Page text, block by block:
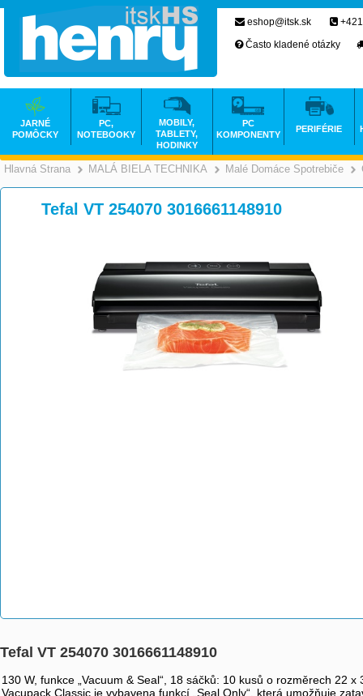
Hlavná Strana >
MALÁ BIELA TECHNIKA >
Malé Domáce Spotrebiče
Tefal VT 254070 3016661148910
Tefal VT 254070 3016661148910
130 W, funkce „Vacuum & Seal“, 18 sáčků: 10 kusů o rozměrech 22
Vacupack Classic je vybavena funkcí „Seal Only“, která umožňuje
eshop@itsk.sk
Často kladené otázky
JARNÉ
POMÔCKY
PC,
NOTEBOOKY
MOBILY,
TABLETY,
HODINKY
PC
KOMPONENTY
PERIFÉRIE